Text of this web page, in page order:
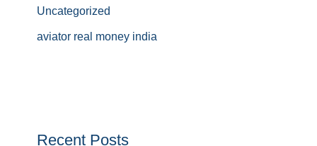
Uncategorized
aviator real money india
Recent Posts